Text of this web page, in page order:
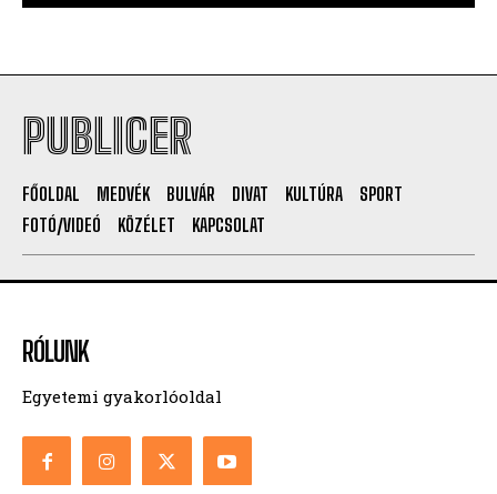
PUBLICER
FŐOLDAL MEDVÉK BULVÁR DIVAT KULTÚRA
SPORT
FOTÓ/VIDEÓ
KÖZÉLET KAPCSOLAT
RÓLUNK
Egyetemi gyakorlóoldal